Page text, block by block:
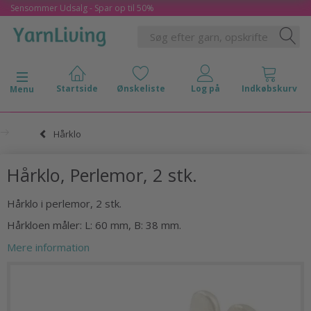
Sensommer Udsalg - Spar op til 50%
Skifte navigation
Menu
Hårklo
Hårklo, Perlemor, 2 stk.
Hårklo i perlemor, 2 stk.
Hårkloen måler: L: 60 mm, B: 38 mm.
Mere information